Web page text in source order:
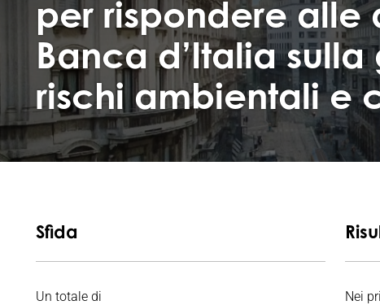
per rispondere alle
Banca d’Italia
rischi ambientali e
Sfida
Un totale di Nei